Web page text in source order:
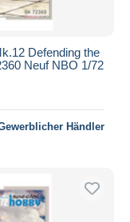
Defending the
Neuf NBO 1/72
Händler